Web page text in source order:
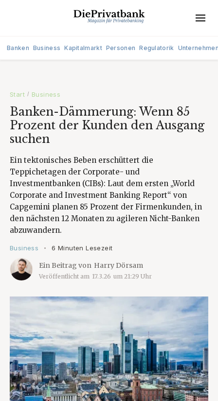
Banken Business Kapitalmarkt Personen Regulatorik
Start / Business
Banken-Dämmerung: Wenn 85
Prozent der Kunden den Ausgang
suchen
Ein tektonisches Beben erschüttert die
Teppichetagen der Corporate- und
Investmentbanken (CIBs): Laut dem ersten „World
Corporate and Investment Banking Report“ von
Capgemini planen 85 Prozent der Firmenkunden, in
den nächsten 12 Monaten zu agileren Nicht-Banken
abzuwandern.
Business • 6 Minuten Lesezeit
Ein Beitrag von Harry Dörsam
Veröffentlicht am 17.3.26 um 21:29 Uhr